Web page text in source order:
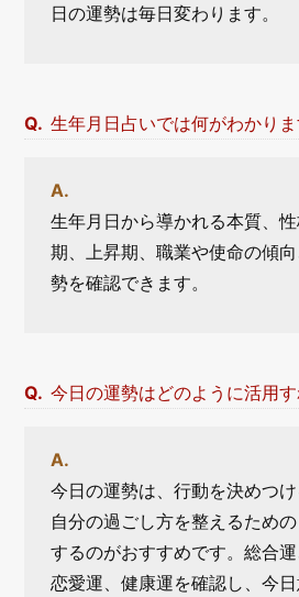
日の運勢は毎日変わります。
生年月日占いでは何がわかりま
生年月日から導かれる本質、
期、上昇期、職業や使命の傾
勢を確認できます。
今日の運勢はどのように活用
今日の運勢は、行動を決めつけ
自分の過ごし方を整えるため
するのがおすすめです。総合運
恋愛運、健康運を確認し、今